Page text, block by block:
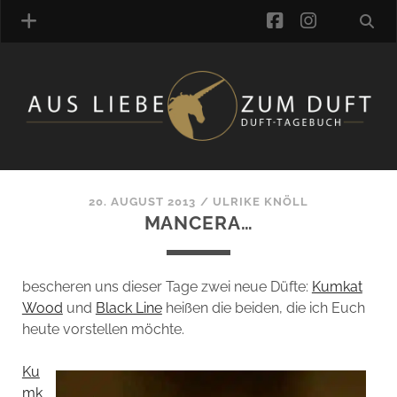
MANUFAKTUREN
DUFTNOTEN
SCHLAGWORTE
LINK-SAMMLUNG
ARTIKEL-ARCHIV
facebook
20. AUGUST 2013 / ULRIKE KNÖLL
MANCERA…
bescheren uns dieser Tage zwei neue Düfte: Kumkat
Wood und Black Lineheißen die beiden, die ich Euch
heute vorstellen möchte.
Ku
mk